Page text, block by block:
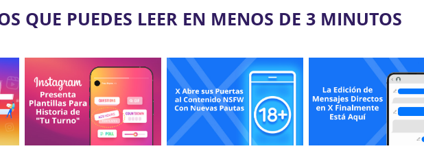
QUE PUEDES LEER EN MENOS DE 3 MINUTOS